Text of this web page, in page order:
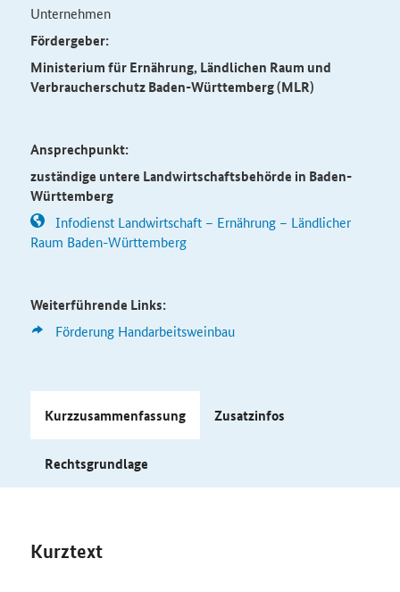
Unternehmen
Fördergeber:
Ministerium für Ernährung, Ländlichen Raum und
Verbraucherschutz Baden-Württemberg (MLR)
Ansprechpunkt:
zuständige untere Landwirtschaftsbehörde in Baden-
Württemberg
Infodienst Landwirtschaft – Ernährung – Ländlicher
Raum Baden-Württemberg
Weiterführende Links:
Förderung Handarbeitsweinbau
Kurzzusammenfassung Zusatzinfos
Rechtsgrundlage
Kurztext